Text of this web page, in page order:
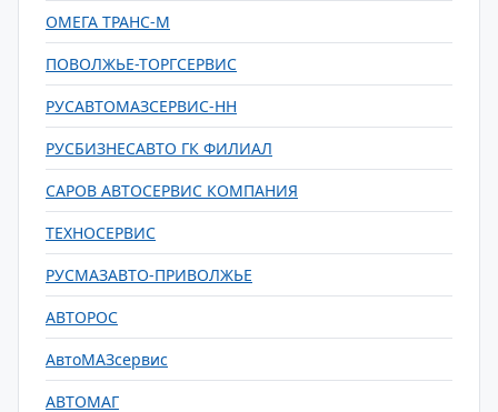
ОМЕГА ТРАНС-М
ПОВОЛЖЬЕ-ТОРГСЕРВИС
РУСАВТОМАЗСЕРВИС-НН
РУСБИЗНЕСАВТО ГК ФИЛИАЛ
САРОВ АВТОСЕРВИС КОМПАНИЯ
ТЕХНОСЕРВИС
РУСМАЗАВТО-ПРИВОЛЖЬЕ
АВТОРОС
АвтоМАЗсервис
АВТОМАГ